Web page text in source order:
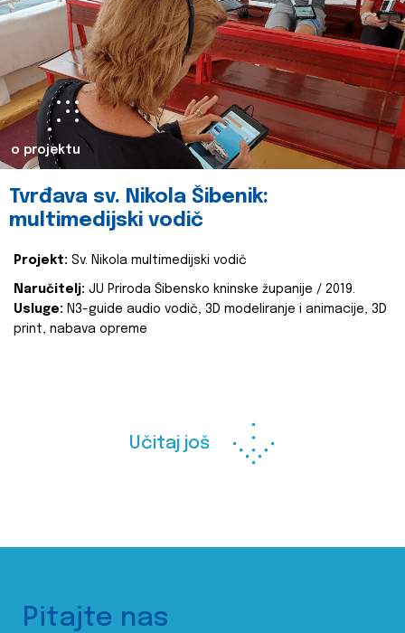
o projektu
Tvrđava sv. Nikola Šibenik:
multimedijski vodič
Projekt: Sv. Nikola multimedijski vodič
Naručitelj: JU Priroda Šibensko kninske županije / 2019.
Usluge: N3-guide audio vodič, 3D modeliranje i animacije, 3D
print, nabava opreme
Učitaj još
Pitajte nas